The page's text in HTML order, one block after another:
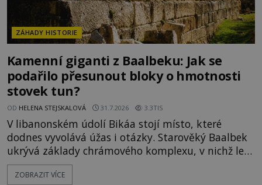
ZÁHADY HISTORIE
Kamenní giganti z Baalbeku: Jak se
podařilo přesunout bloky o hmotnosti
stovek tun?
OD HELENA STEJSKALOVÁ 31.7.2026 3.3TIS
V libanonském údolí Bikáa stojí místo, které
dodnes vyvolává úžas i otázky. Starověký Baalbek
ukrývá základy chrámového komplexu, v nichž leží
kameny tak obrovské, že se zdá téměř nemožné je
přesunout. Některé bloky váží kolem tisíce tun,
ZOBRAZIT VÍCE